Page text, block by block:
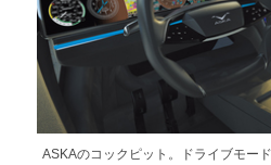
ASKAのコックピット。ドライブモー